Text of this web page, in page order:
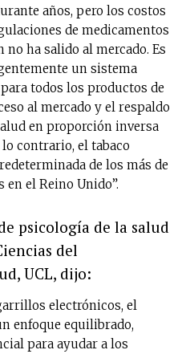
años, pero los costos
de medicamentos
ha salido al mercado. Es
un sistema
todos los productos de
al mercado y el respaldo
en proporción inversa
contrario, el tabaco
de los más de
el Reino Unido”.
psicología de la salud
del
UCL, dijo:
electrónicos, el
enfoque equilibrado,
para ayudar a los